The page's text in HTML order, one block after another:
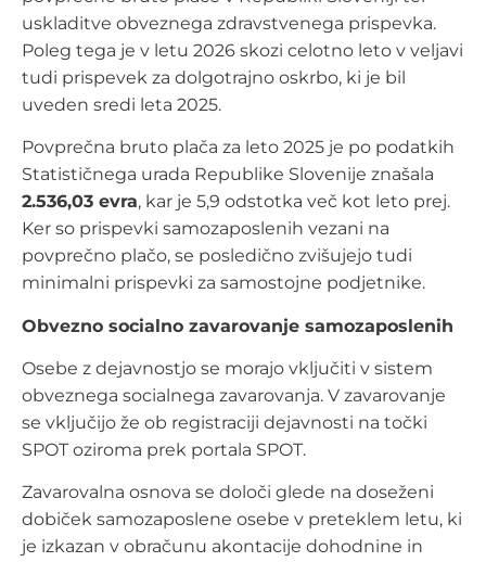
uskladitve obveznega zdravstvenega prispevka.
Poleg tega je v letu 2026 skozi celotno leto v veljavi
tudi prispevek za dolgotrajno oskrbo, ki je bil
uveden sredi leta 2025.
Povprečna bruto plača za leto 2025 je po podatkih
Statističnega urada Republike Slovenije znašala
2.536,03 evra, kar je 5,9 odstotka več kot leto prej.
Ker so prispevki samozaposlenih vezani na
povprečno plačo, se posledično zvišujejo tudi
minimalni prispevki za samostojne podjetnike.
Obvezno socialno zavarovanje samozaposlenih
Osebe z dejavnostjo se morajo vključiti v sistem
obveznega socialnega zavarovanja. V zavarovanje
se vključijo že ob registraciji dejavnosti na točki
SPOT oziroma prek portala SPOT.
Zavarovalna osnova se določi glede na doseženi
dobiček samozaposlene osebe v preteklem letu, ki
je izkazan v obračunu akontacije dohodnine in